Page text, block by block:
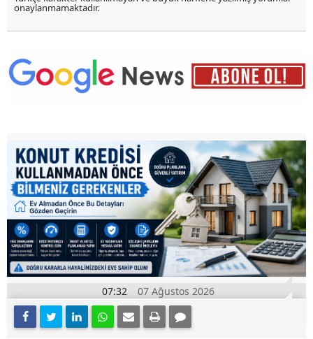
onaylanmamaktadır.
07:32 07 Ağustos 2026